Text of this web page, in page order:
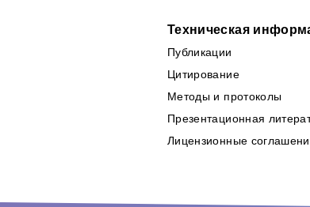
Техническая
Публикации
Цитирование
Методы и протоколы
Презентационная
Лицензионные